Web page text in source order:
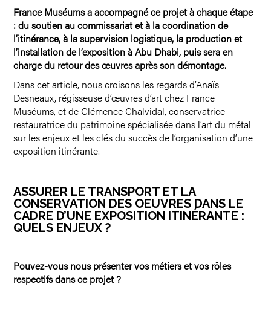
France Muséums a accompagné ce projet à chaque étape
: du soutien au commissariat et à la coordination de
l’itinérance, à la supervision logistique, la production et
l’installation de l’exposition à Abu Dhabi, puis sera en
charge du retour des œuvres après son démontage.
Dans cet article, nous croisons les regards d’Anaïs
Desneaux, régisseuse d’œuvres d’art chez France
Muséums, et de Clémence Chalvidal, conservatrice-
restauratrice du patrimoine spécialisée dans l’art du métal
sur les enjeux et les clés du succès de l’organisation d’une
exposition itinérante.
ASSURER LE TRANSPORT ET LA
CONSERVATION DES OEUVRES DANS LE
CADRE D’UNE EXPOSITION ITINÉRANTE :
QUELS ENJEUX ?
Pouvez-vous nous présenter vos métiers et vos rôles
respectifs dans ce projet ?